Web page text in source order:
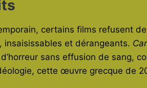
certains films refusent
insaisissables et dérangeants.
sans effusion de sang,
cette œuvre grecque de